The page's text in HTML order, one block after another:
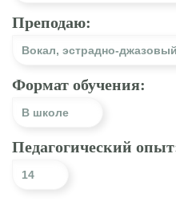
Преподаю:
Вокал, эстрадно-
Формат обучения:
В школе
Педагогический
14